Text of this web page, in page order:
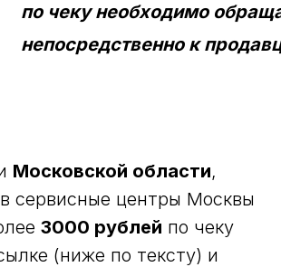
по чеку необходимо
непосредственно к
Московской области,
сервисные центры Москвы
3000 рублей по чеку
(ниже по тексту) и